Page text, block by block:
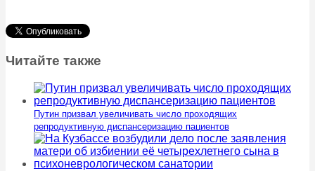
Читайте также
Путин призвал увеличивать число проходящих
репродуктивную диспансеризацию пациентов